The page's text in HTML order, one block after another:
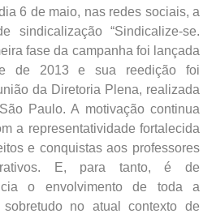
6 de maio, nas redes sociais, a
sindicalização “Sindicalize-se.
fase da campanha foi lançada
de 2013 e sua reedição foi
da Diretoria Plena, realizada
Paulo. A motivação continua
a representatividade fortalecida
e conquistas aos professores
E, para tanto, é de
o envolvimento de toda a
no atual contexto de